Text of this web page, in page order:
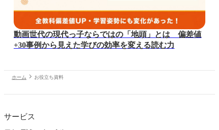
動画世代の現代っ子ならではの「地頭」とは 偏差値
+30事例から見えた学びの効率を変える読む力
ホーム お役立ち資料
サービス